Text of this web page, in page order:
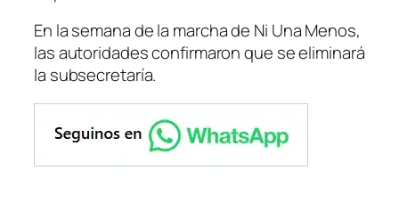
En la semana de la marcha de Ni Una Menos,
las autoridades confirmaron que se eliminará
la subsecretaría.